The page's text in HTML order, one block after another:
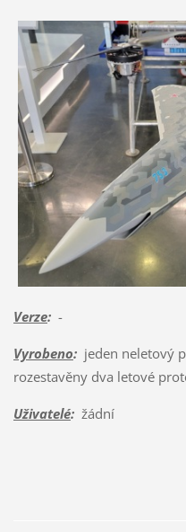
Verze:-
Vyrobeno:jeden neletový
rozestavěny dva letové
Uživatelé:žádní